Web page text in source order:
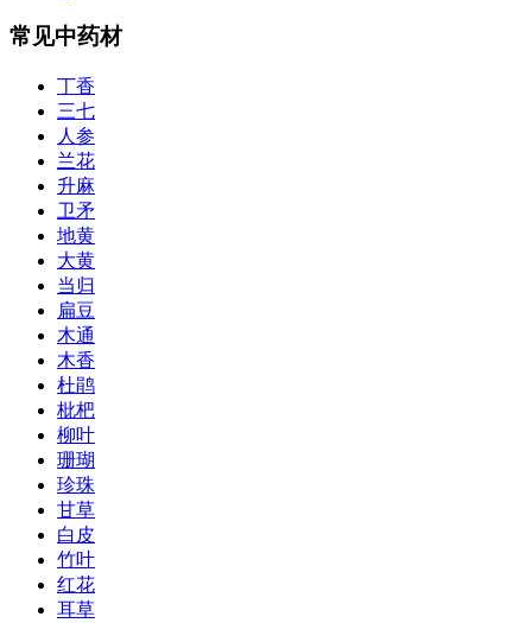
常见中药材
丁香
三七
人参
兰花
升麻
卫矛
地黄
大黄
当归
扁豆
木通
木香
杜鹃
枇杷
柳叶
珊瑚
珍珠
甘草
白皮
竹叶
红花
耳草